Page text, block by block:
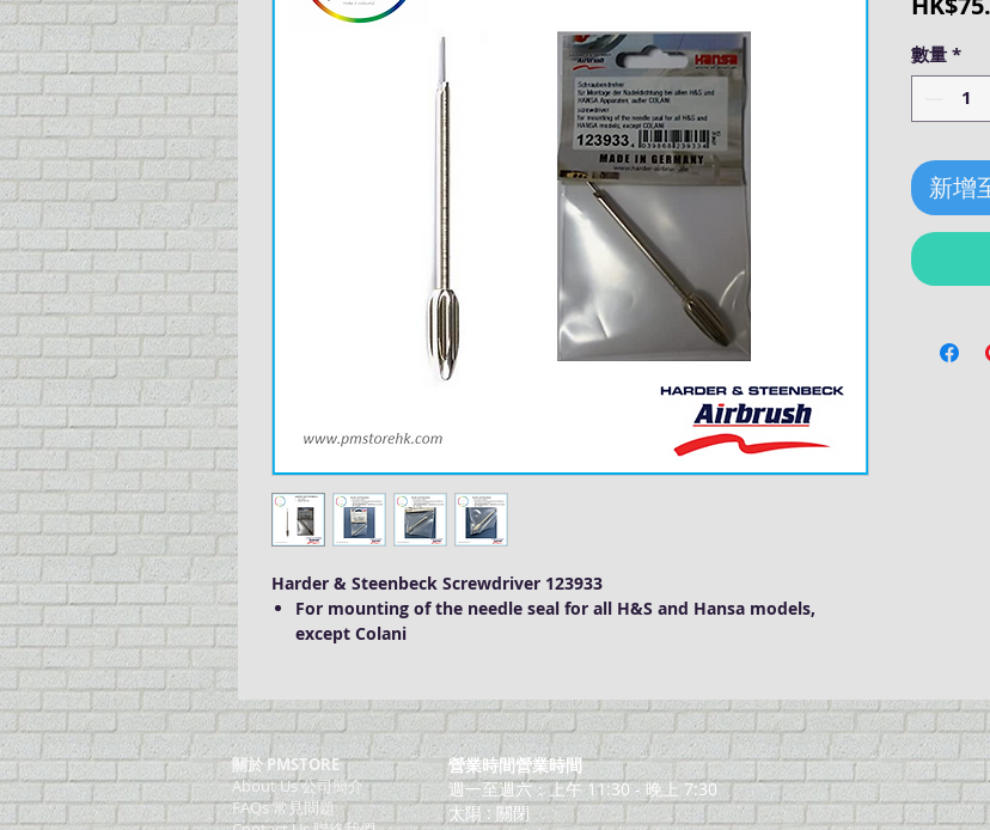
Harder & Steenbeck Screwdriver 123933
For mounting of the needle seal for all H&S and Hansa models,
except Colani
數量*
新增
關於 PMSTORE
About Us 公司簡介
FAQs 常見問題
營業時間營業時間
週一至週六：上午 11:30 - 晚上 7:30
太陽 : 關閉